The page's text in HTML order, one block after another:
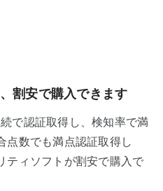
割安で購入できます
で認証取得し、検知率で満
点数でも満点認証取得し
ティソフトが割安で購入で